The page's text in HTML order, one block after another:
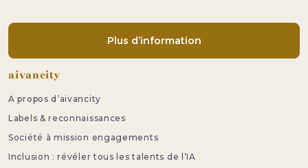
Plus d’information
Pied de page
aivancity
A propos d’aivancity
Labels & reconnaissances
Société à mission engagements
Inclusion : révéler tous les talents de l’IA